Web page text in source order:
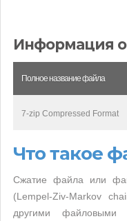
Информация
Полное название файла
7-zip Compressed Format
Что такое
Сжатие файла или
(Lempel-Ziv-Markov
другими файловыми